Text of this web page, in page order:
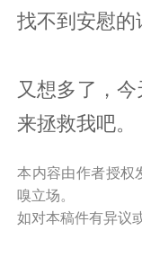
找不到安慰的
又想多了，
来拯救我吧。
本内容由作者授权
嗅立场。
如对本稿件有异议